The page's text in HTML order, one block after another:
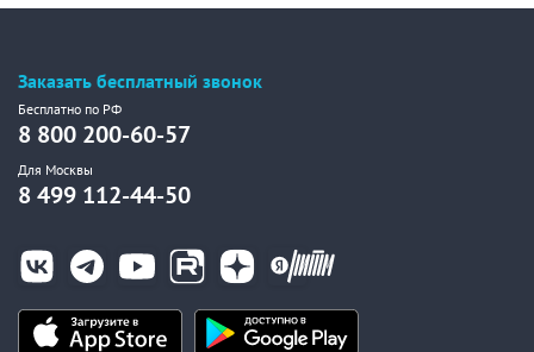
Заказать бесплатный звонок
Бесплатно по РФ
8 800 200-60-57
Для Москвы
8 499 112-44-50